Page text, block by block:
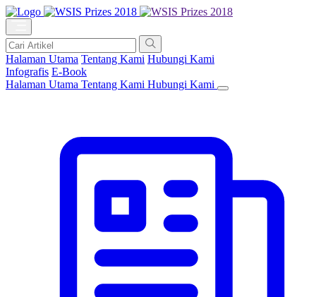
Halaman Utama Tentang Kami Hubungi Kami
Infografis E-Book
Halaman Utama Tentang Kami Hubungi Kami